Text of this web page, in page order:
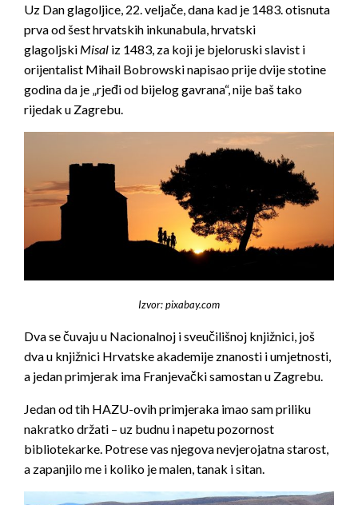
Uz Dan glagoljice, 22. veljače, dana kad je 1483. otisnuta
prva od šest hrvatskih inkunabula, hrvatski
glagoljski Misal iz 1483, za koji je bjeloruski slavist i
orijentalist Mihail Bobrowski napisao prije dvije stotine
godina da je „rjeđi od bijelog gavrana“, nije baš tako
rijedak u Zagrebu.
Izvor: pixabay.com
Dva se čuvaju u Nacionalnoj i sveučilišnoj knjižnici, još
dva u knjižnici Hrvatske akademije znanosti i umjetnosti,
a jedan primjerak ima Franjevački samostan u Zagrebu.
Jedan od tih HAZU-ovih primjeraka imao sam priliku
nakratko držati – uz budnu i napetu pozornost
bibliotekarke. Potrese vas njegova nevjerojatna starost,
a zapanjilo me i koliko je malen, tanak i sitan.